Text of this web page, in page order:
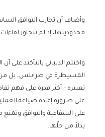
وأضاف أن تجارب التوافق
محدوديتها، إذ لم تتجاوز
واختتم الديباني بالتأكيد على
المسيطرة في طرابلس، بل من
تعبيره – أكثر قدرة على فهم
على ضرورة إعادة صياغة
على الشفافية والتوافق وتمنع
بدلاً من حلّها.